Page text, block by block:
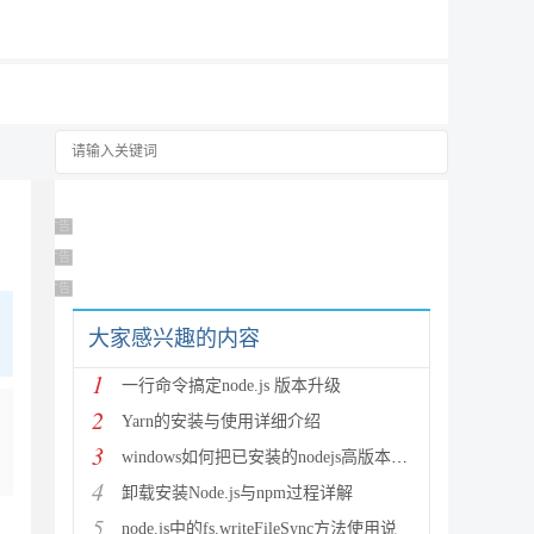
广告 商业广告，理性选择
广告 商业广告，理性选择
广告 商业广告，理性选择
大家感兴趣的内容
1 一行命令搞定node.js 版本升级
2 Yarn的安装与使用详细介绍
3 windows如何把已安装的nodejs高版本降级为低版本(
4 卸载安装Node.js与npm过程详解
5 node.js中的fs.writeFileSync方法使用说